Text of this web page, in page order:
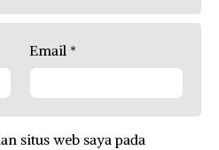
Email *
situs web saya pada